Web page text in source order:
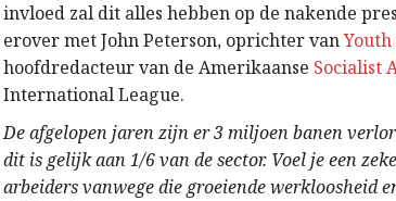
invloed zal dit alles hebben op de nakende
erover met John Peterson, oprichter van
hoofdredacteur van de Amerikaanse Socialist
International League.
De afgelopen jaren zijn er 3 miljoen banen
dit is gelijk aan 1/6 van de sector. Voel je een
arbeiders vanwege die groeiende werkloosheid